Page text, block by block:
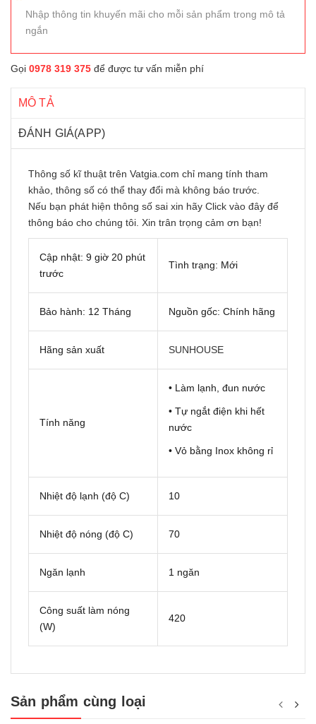
Nhập thông tin khuyến mãi cho mỗi sản phẩm trong mô tả
ngắn
Gọi 0978 319 375 để được tư vấn miễn phí
MÔ TẢ
ĐÁNH GIÁ(APP)
Thông số kĩ thuật trên Vatgia.com chỉ mang tính tham
khảo, thông số có thể thay đổi mà không báo trước.
Nếu bạn phát hiện thông số sai xin hãy Click vào đây để
thông báo cho chúng tôi. Xin trân trọng cảm ơn bạn!
Cập nhật: 9 giờ 20 phút
trước
Tình trạng: Mới
Bảo hành: 12 Tháng Nguồn gốc: Chính hãng
Hãng sản xuất SUNHOUSE
Tính năng
• Làm lạnh, đun nước
• Tự ngắt điện khi hết
nước
• Vỏ bằng Inox không rỉ
Nhiệt độ lạnh (độ C) 10
Nhiệt độ nóng (độ C) 70
Ngăn lạnh 1 ngăn
Công suất làm nóng
(W)
420
Sản phẩm cùng loại